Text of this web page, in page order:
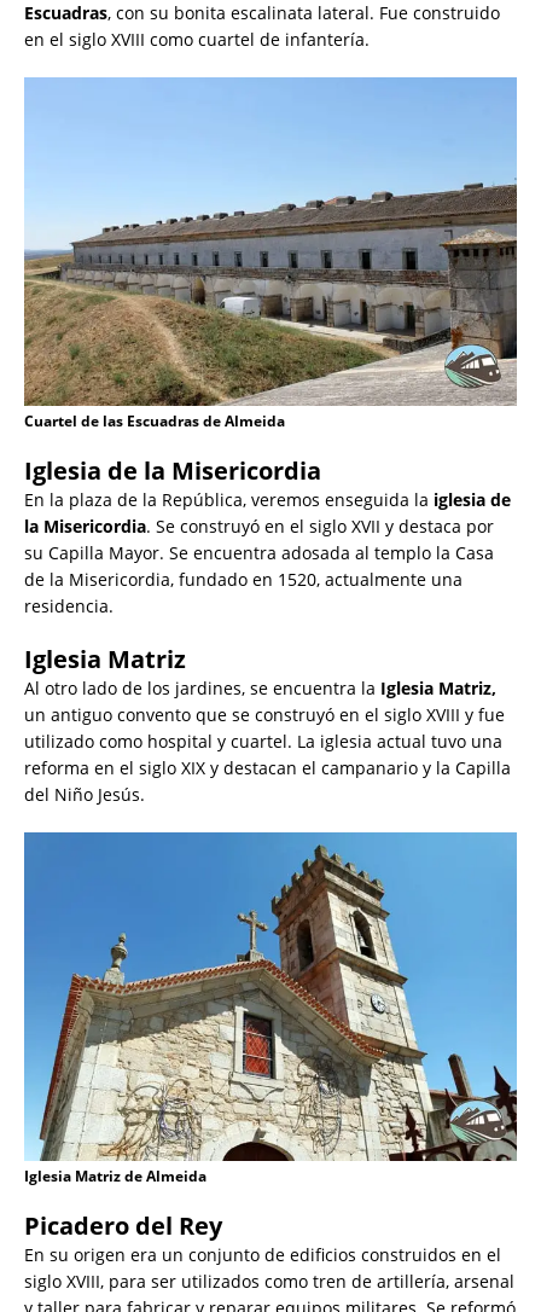
Escuadras, con su bonita escalinata lateral. Fue construido
en el siglo XVIII como cuartel de infantería.
Cuartel de las Escuadras de Almeida
Iglesia de la Misericordia
En la plaza de la República, veremos enseguida la iglesia de
la Misericordia. Se construyó en el siglo XVII y destaca por
su Capilla Mayor. Se encuentra adosada al templo la Casa
de la Misericordia, fundado en 1520, actualmente una
residencia.
Iglesia Matriz
Al otro lado de los jardines, se encuentra la Iglesia Matriz,
un antiguo convento que se construyó en el siglo XVIII y fue
utilizado como hospital y cuartel. La iglesia actual tuvo una
reforma en el siglo XIX y destacan el campanario y la Capilla
del Niño Jesús.
Iglesia Matriz de Almeida
Picadero del Rey
En su origen era un conjunto de edificios construidos en el
siglo XVIII, para ser utilizados como tren de artillería, arsenal